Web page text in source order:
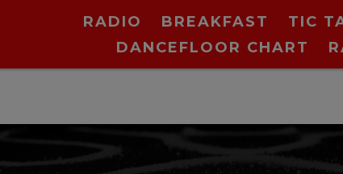
RADIO BREAKFAST TIC
DANCEFLOOR CHART